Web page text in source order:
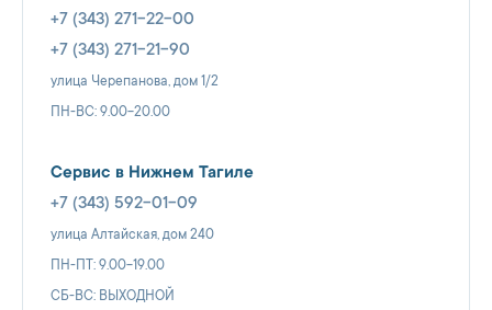
+7 (343) 271-22-00
+7 (343) 271-21-90
улица Черепанова, дом 1/2
ПН-ВС: 9.00-20.00
Сервис в Нижнем Тагиле
+7 (343) 592-01-09
улица Алтайская, дом 240
ПН-ПТ: 9.00-19.00
СБ-ВС: ВЫХОДНОЙ